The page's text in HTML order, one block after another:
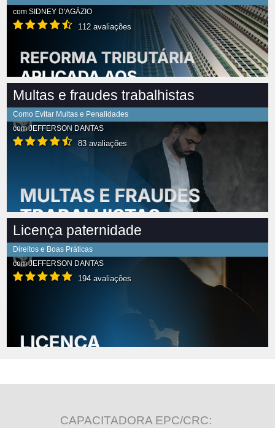
com SIDNEY D'AGÁZIO
112 avaliações
Multas e fraudes trabalhistas
Como Evitar Multas e Penalidades
comJEFFERSON DANTAS
83 avaliações
Licença paternidade
Direitos e Boas Práticas
comJEFFERSON DANTAS
194 avaliações
CAPACITADORA EPC/CRC: